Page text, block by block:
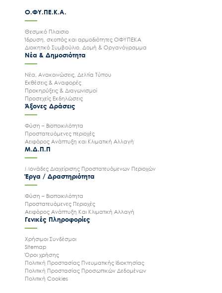
Ο.ΦΥ.ΠΕ.Κ.Α.
Θεσμικό Πλαισιο
Ίδρυση, σκοπός και αρμοδιότητες ΟΦΥΠΕΚΑ
Διοικητικό Συμβούλιο, Δομή & Οργανόγραμμα
Νέα & Δημοσιότητα
Νέα, Ανακοινώσεις, Δελτία Τύπου
Εκθέσεις & Αναφορές
Προκηρύξεις & Διαγωνισμοί
Προσεχείς Εκδηλώσεις
Άξονες Δράσεις
Φύση – Βιοποικιλότητα
Προστατευόμενες περιοχές
Αειφόρος Ανάπτυξη και Κλιματική Αλλαγή
Μ.Δ.Π.Π
Μονάδες Διαχείρισης Προστατευόμενων Περιοχών
Έργα / Δραστηριότητα
Φύση – Βιοποικιλότητα
Προστατευόμενες Περιοχές
Αειφόρος Ανάπτυξη Και Κλιματική Αλλαγή
Γενικές Πληροφορίες
Χρήσιμοι Συνδέσμοι
Sitemap
Όροι χρήσης
Πολιτική Προστασίας Πνευματικής Ιδιοκτησίας
Πολιτική Προστασίας Προσωπικών Δεδομένων
Πολιτική Cookies